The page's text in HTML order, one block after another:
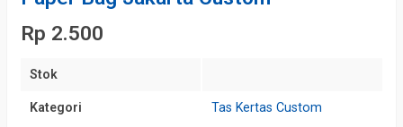
Rp 2.500
Stok
Kategori Tas Kertas Custom